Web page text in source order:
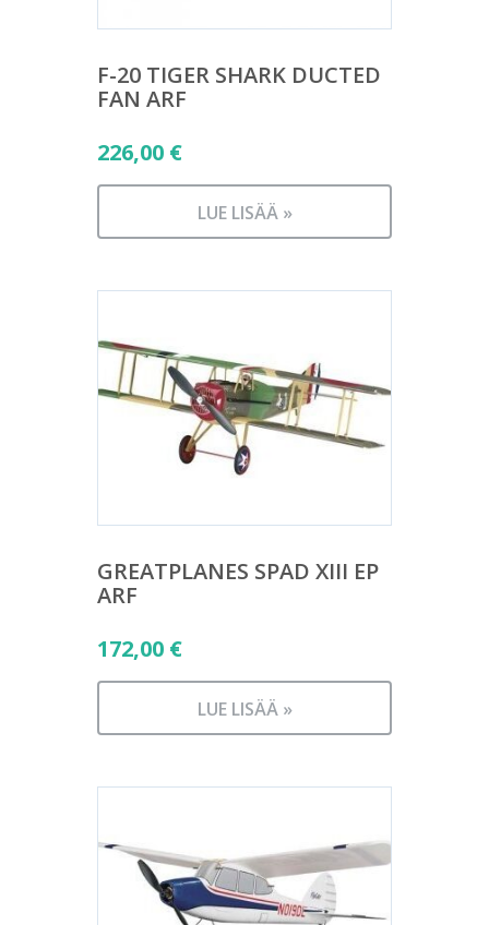
F-20 TIGER SHARK DUCTED
FAN ARF
226,00 €
LUE LISÄÄ »
GREATPLANES SPAD XIII EP
ARF
172,00 €
LUE LISÄÄ »